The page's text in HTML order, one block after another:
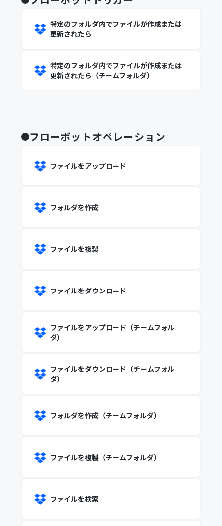
特定のフォルダ内でファイルが作成または
更新されたら
特定のフォルダ内でファイルが作成または
更新されたら（チームフォルダ）
フローボットオペレーション
ファイルをアップロード
フォルダを作成
ファイルを複製
ファイルをダウンロード
ファイルをアップロード（チームフォル
ダ）
ファイルをダウンロード（チームフォル
ダ）
フォルダを作成（チームフォルダ）
ファイルを複製（チームフォルダ）
ファイルを検索